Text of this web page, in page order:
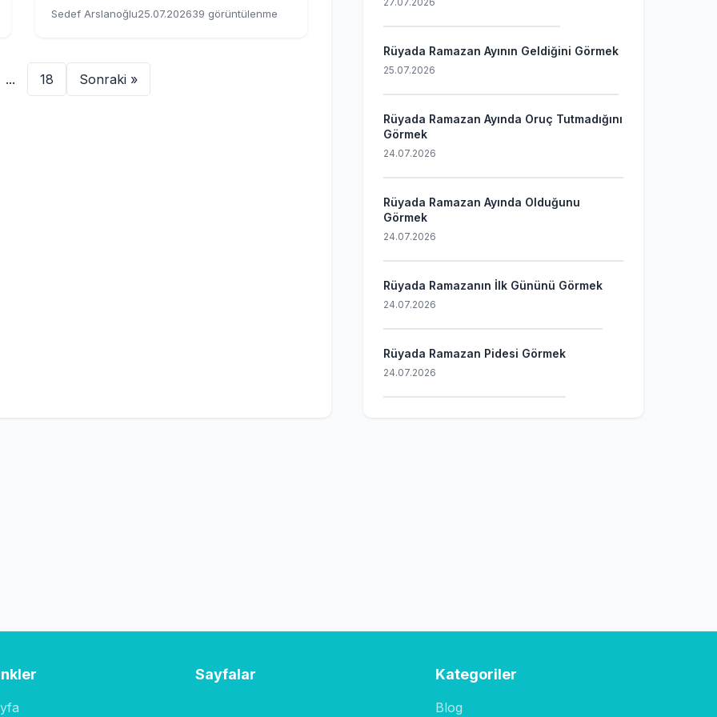
Sedef Arslanoğlu25.07.202639 görüntülenme
... 18 Sonraki »
Rüyada Ramazan Ayının Geldiğini Görmek
25.07.2026
Rüyada Ramazan Ayında Oruç Tutmadığını
Görmek
24.07.2026
Rüyada Ramazan Ayında Olduğunu
Görmek
24.07.2026
Rüyada Ramazanın İlk Gününü Görmek
24.07.2026
Rüyada Ramazan Pidesi Görmek
24.07.2026
Sayfalar Kategoriler
Blog